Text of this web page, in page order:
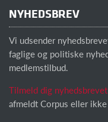
NYHEDSBREV
Vi udsender
faglige og politiske
medlemstilbud.
Tilmeld dig
afmeldt Corpus eller